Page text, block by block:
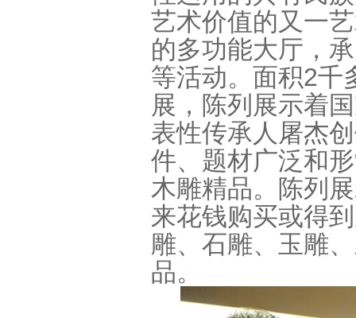
艺术价值的又一
的多功能大厅，
等活动。面积2千
展，陈列展示着
表性传承人屠杰
件、题材广泛和
木雕精品。陈列
来花钱购买或得
雕、石雕、玉雕
品。